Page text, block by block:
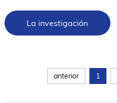
La investigación
anterior 1